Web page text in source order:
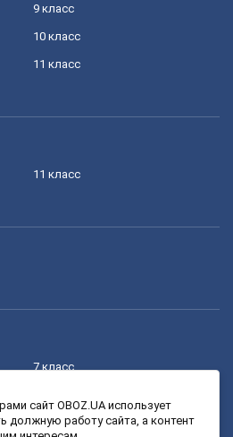
9 класс
10 класс
11 класс
11 класс
7 класс
9 класс
сайт OBOZ.UA использует
должную работу сайта, а контент